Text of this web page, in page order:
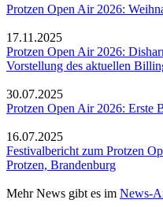
Protzen Open Air 2026:
17.11.2025
Protzen Open Air 2026:
Vorstellung des aktuellen
30.07.2025
Protzen Open Air 2026: Erste
16.07.2025
Festivalbericht zum Protzen
Protzen, Brandenburg
Mehr News gibt es im News-